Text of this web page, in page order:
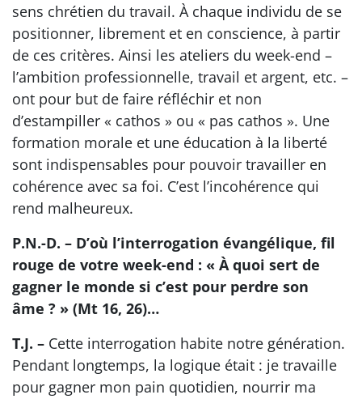
sens chrétien du travail. À chaque individu de se
positionner, librement et en conscience, à partir
de ces critères. Ainsi les ateliers du week-end –
l’ambition professionnelle, travail et argent, etc. –
ont pour but de faire réfléchir et non
d’estampiller « cathos » ou « pas cathos ». Une
formation morale et une éducation à la liberté
sont indispensables pour pouvoir travailler en
cohérence avec sa foi. C’est l’incohérence qui
rend malheureux.
P.N.-D. – D’où l’interrogation évangélique, fil
rouge de votre week-end : « À quoi sert de
gagner le monde si c’est pour perdre son
âme ? » (Mt 16, 26)…
T.J. – Cette interrogation habite notre génération.
Pendant longtemps, la logique était : je travaille
pour gagner mon pain quotidien, nourrir ma